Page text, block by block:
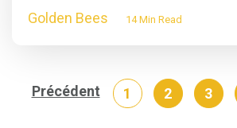
Golden Bees 14 Min Read
Précédent 1 2 3